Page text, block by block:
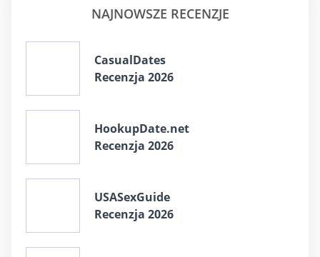
NAJNOWSZE RECENZJE
CasualDates
Recenzja 2026
HookupDate.net
Recenzja 2026
USASexGuide
Recenzja 2026